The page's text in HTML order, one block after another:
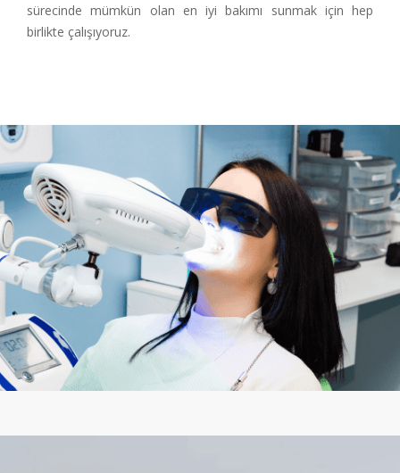
sürecinde mümkün olan en iyi bakımı sunmak için hep
birlikte çalışıyoruz.